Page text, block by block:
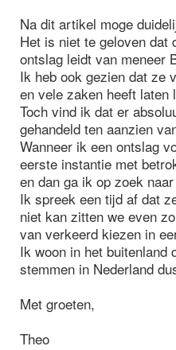
Na dit artikel moge
Het is niet te geloven dat
ontslag leidt van meneer
Ik heb ook gezien dat ze
en vele zaken heeft laten
Toch vind ik dat er
gehandeld ten aanzien
Wanneer ik een ontslag
eerste instantie met
en dan ga ik op zoek
Ik spreek een tijd af dat
niet kan zitten we even
van verkeerd kiezen in
Ik woon in het buitenland
stemmen in Nederland
Met groeten,
Theo